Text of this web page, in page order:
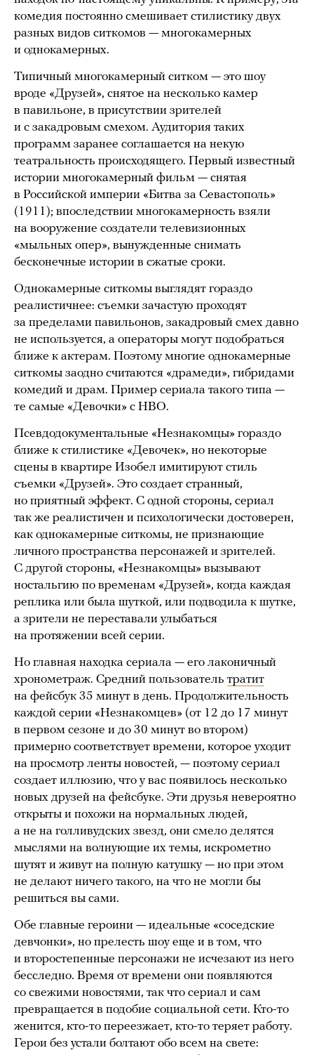
комедия постоянно смешивает стилистику двух
разных видов ситкомов — многокамерных
и однокамерных.
Типичный многокамерный ситком — это шоу
вроде «Друзей», снятое на несколько камер
в павильоне, в присутствии зрителей
и с закадровым смехом. Аудитория таких
программ заранее соглашается на некую
театральность происходящего. Первый известный
истории многокамерный фильм — снятая
в Российской империи «Битва за Севастополь»
(1911); впоследствии многокамерность взяли
на вооружение создатели телевизионных
«мыльных опер», вынужденные снимать
бесконечные истории в сжатые сроки.
Однокамерные ситкомы выглядят гораздо
реалистичнее: съемки зачастую проходят
за пределами павильонов, закадровый смех давно
не используется, а операторы могут подобраться
ближе к актерам. Поэтому многие однокамерные
ситкомы заодно считаются «драмеди», гибридами
комедий и драм. Пример сериала такого типа —
те самые «Девочки» с HBO.
Псевдодокументальные «Незнакомцы» гораздо
ближе к стилистике «Девочек», но некоторые
сцены в квартире Изобел имитируют стиль
съемки «Друзей». Это создает странный,
но приятный эффект. С одной стороны, сериал
так же реалистичен и психологически достоверен,
как однокамерные ситкомы, не признающие
личного пространства персонажей и зрителей.
С другой стороны, «Незнакомцы» вызывают
ностальгию по временам «Друзей», когда каждая
реплика или была шуткой, или подводила к шутке,
а зрители не переставали улыбаться
на протяжении всей серии.
Но главная находка сериала — его лаконичный
хронометраж. Средний пользователь тратит
на фейсбук 35 минут в день. Продолжительность
каждой серии «Незнакомцев» (от 12 до 17 минут
в первом сезоне и до 30 минут во втором)
примерно соответствует времени, которое уходит
на просмотр ленты новостей, — поэтому сериал
создает иллюзию, что у вас появилось несколько
новых друзей на фейсбуке. Эти друзья невероятно
открыты и похожи на нормальных людей,
а не на голливудских звезд, они смело делятся
мыслями на волнующие их темы, искрометно
шутят и живут на полную катушку — но при этом
не делают ничего такого, на что не могли бы
решиться вы сами.
Обе главные героини — идеальные «соседские
девчонки», но прелесть шоу еще и в том, что
и второстепенные персонажи не исчезают из него
бесследно. Время от времени они появляются
со свежими новостями, так что сериал и сам
превращается в подобие социальной сети. Кто-то
женится, кто-то переезжает, кто-то теряет работу.
Герои без устали болтают обо всем на свете: